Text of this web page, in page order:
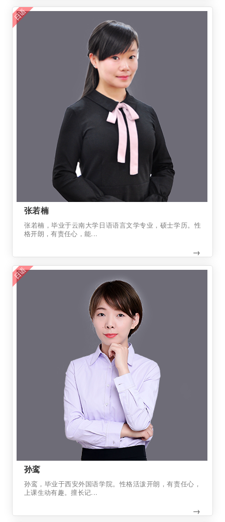
日语
张若楠
张若楠，毕业于云南大学日语语言文学专业，硕士学历。性
格开朗，有责任心，能...
→
日语
孙鸾
孙鸾，毕业于西安外国语学院。性格活泼开朗，有责任心，
上课生动有趣。擅长记...
→